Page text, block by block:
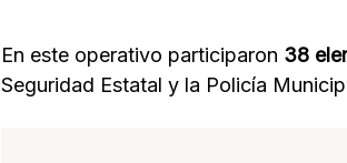
En este operativo participaron 38
Seguridad Estatal y la Policía